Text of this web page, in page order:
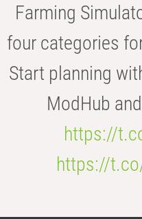
Farming
four categories
Start planning
ModHub
https://
https://